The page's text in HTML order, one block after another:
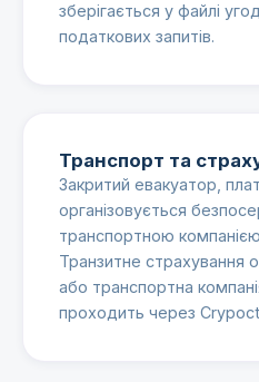
зберігається у файлі
податкових запитів.
Транспорт та
Закритий евакуатор,
організовується
транспортною
Транзитне страхування
або транспортна
проходить через